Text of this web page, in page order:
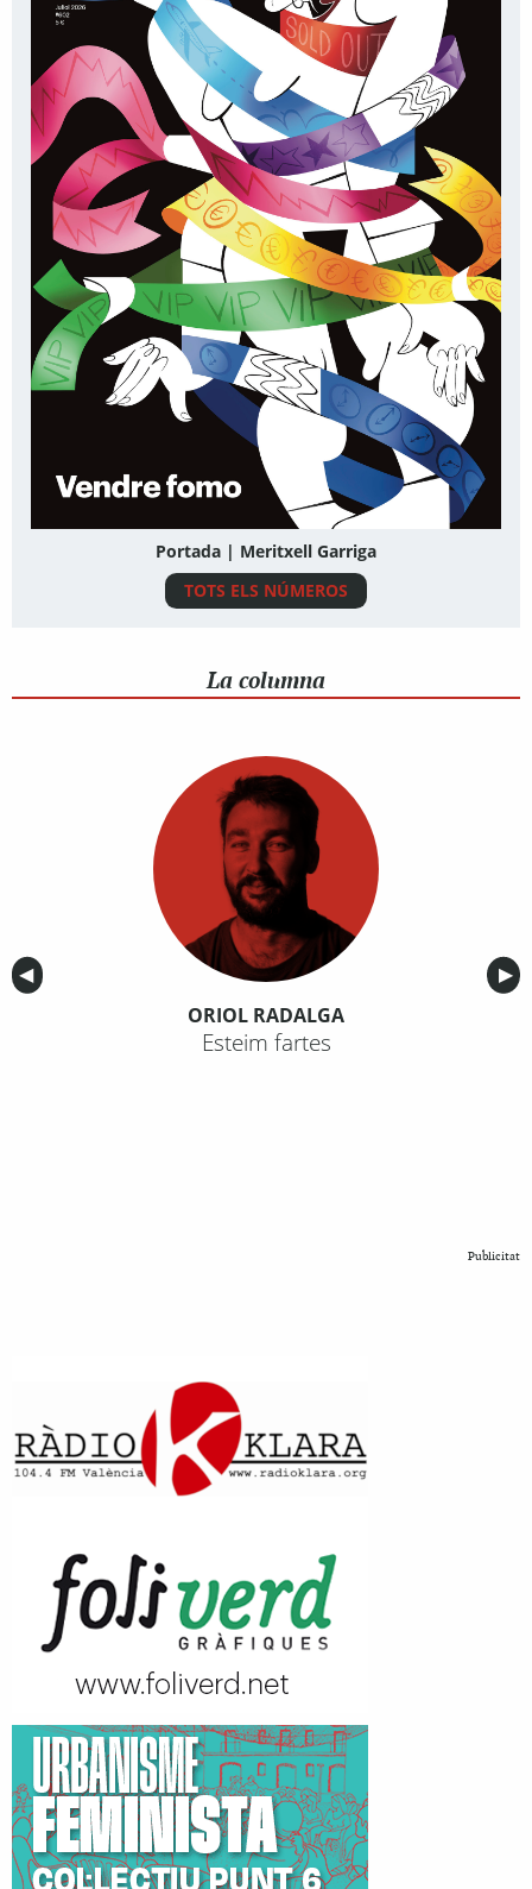
Portada | Meritxell Garriga
TOTS ELS NÚMEROS
La columna
Anterior
◀︎ ▶︎
ORIOL RADALGA
Esteim fartes
Publicitat